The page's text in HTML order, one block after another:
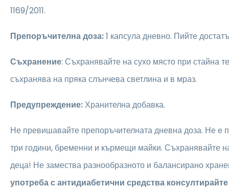
1169/2011.
Препоръчителна доза:1 капсула дневно. Пийте
Съхранение: Съхранявайте на сухо място при стайна
съхранява на пряка слънчева светлина и в мраз.
Предупреждение:Хранителна добавка.
Не превишавайте препоръчителната дневна доза. Не е
три години, бременни и кърмещи майки. Съхранявайте
деца! Не замества разнообразното и балансирано
употреба с антидиабетични средства